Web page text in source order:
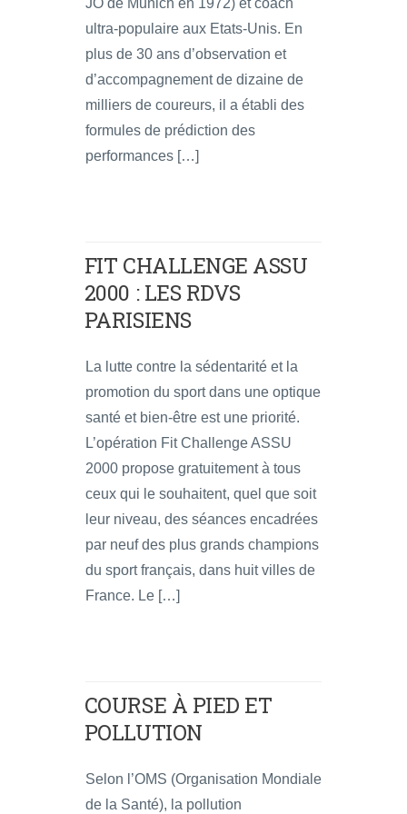
JO de Munich en 1972) et coach
ultra-populaire aux Etats-Unis. En
plus de 30 ans d’observation et
d’accompagnement de dizaine de
milliers de coureurs, il a établi des
formules de prédiction des
performances […]
FIT CHALLENGE ASSU
2000 : LES RDVS
PARISIENS
La lutte contre la sédentarité et la
promotion du sport dans une optique
santé et bien-être est une priorité.
L’opération Fit Challenge ASSU
2000 propose gratuitement à tous
ceux qui le souhaitent, quel que soit
leur niveau, des séances encadrées
par neuf des plus grands champions
du sport français, dans huit villes de
France. Le […]
COURSE À PIED ET
POLLUTION
Selon l’OMS (Organisation Mondiale
de la Santé), la pollution